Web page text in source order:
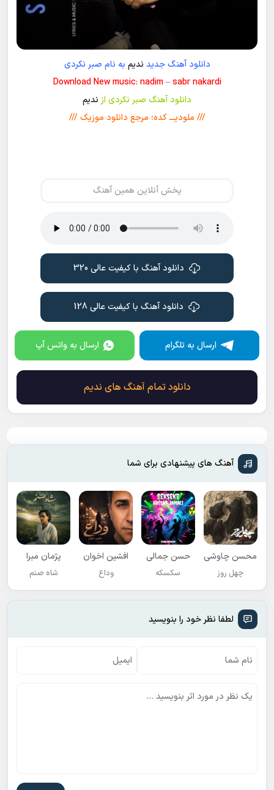
دانلود آهنگ جدید ندیم به نام صبر نکردی
Download New music: nadim – sabr nakardi
دانلود آهنگ صبر نکردی از ندیم
/// ملودیـــ کده؛ مرجع دانلود موزیک ///
پخش آنلاین همین آهنگ
دانلود آهنگ با کیفیت عالی 320
دانلود آهنگ با کیفیت عالی 128
ارسال به تلگرام ارسال به واتس آپ
دانلود تمام آهنگ های ندیم
آهنگ های پیشنهادی برای شما
محسن چاوشی
چهل روز
حسن جمالی
سکسکه
افشين اخوان
وداع
پژمان مبرا
شاه صنم
لطفا نظر خود را بنویسید